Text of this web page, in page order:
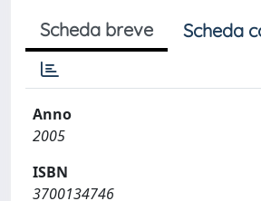
Scheda breve Scheda
Anno
2005
ISBN
3700134746